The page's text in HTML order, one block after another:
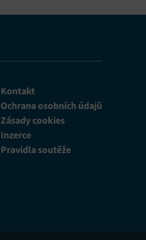
Kontakt
Ochrana osobních údajů
Zásady cookies
Inzerce
Pravidla soutěže